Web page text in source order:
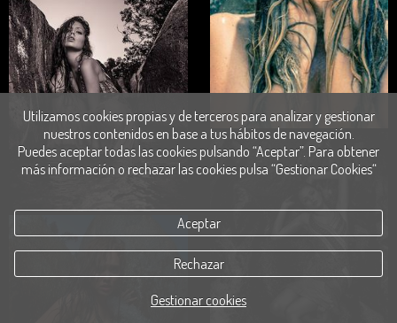
Utilizamos cookies propias y de terceros para analizar y gestionar
nuestros contenidos en base a tus hábitos de navegación.
Puedes aceptar todas las cookies pulsando “Aceptar”. Para obtener
más información o rechazar las cookies pulsa “Gestionar Cookies“
Aceptar
Rechazar
Gestionar cookies